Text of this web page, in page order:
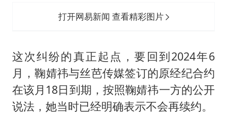
打开网易新闻 查看精彩图片
这次纠纷的真正起点，要回到2024年6
月，鞠婧祎与丝芭传媒签订的原经纪合约
在该月18日到期，按照鞠婧祎一方的公开
说法，她当时已经明确表示不会再续约。